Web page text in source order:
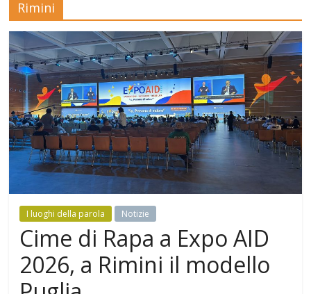
Mensile
di
arte,
cultura,
turismo
e
curiosità
Rimini
I luoghi della parola Notizie
Cime di Rapa a Expo AID
2026, a Rimini il modello